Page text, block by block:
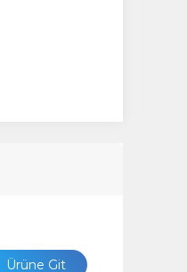
Ürüne Git